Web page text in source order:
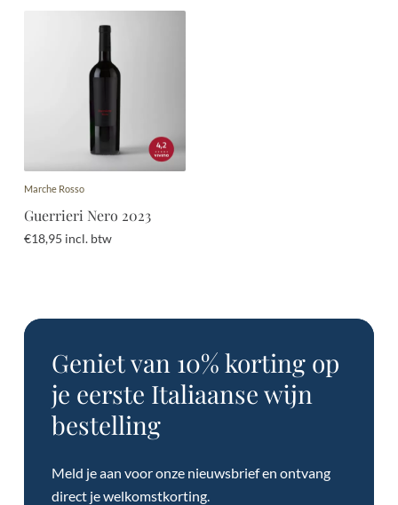
was:
€14,95.
is:
€11,50.
Marche Rosso
Guerrieri Nero 2023
€18,95 incl. btw
Geniet van 10% korting op
je eerste Italiaanse wijn
bestelling
Meld je aan voor onze nieuwsbrief en ontvang
direct je welkomstkorting.